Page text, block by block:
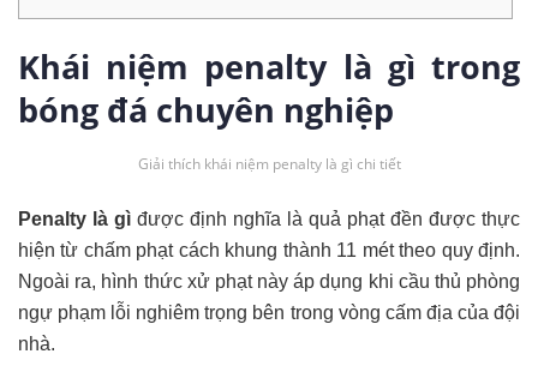
Khái niệm penalty là gì trong
bóng đá chuyên nghiệp
Giải thích khái niệm penalty là gì chi tiết
Penalty là gì được định nghĩa là quả phạt đền được thực
hiện từ chấm phạt cách khung thành 11 mét theo quy định.
Ngoài ra, hình thức xử phạt này áp dụng khi cầu thủ phòng
ngự phạm lỗi nghiêm trọng bên trong vòng cấm địa của đội
nhà.